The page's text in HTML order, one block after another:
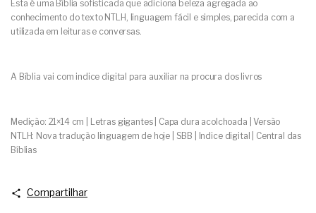
Esta é uma Bíblia sofisticada que adiciona beleza agregada ao
conhecimento do texto NTLH, linguagem fácil e simples, parecida com a
utilizada em leituras e conversas.
A Bíblia vai com indice digital para auxiliar na procura dos livros
Medição: 21×14 cm | Letras gigantes | Capa dura acolchoada | Versão
NTLH: Nova tradução linguagem de hoje | SBB | Indice digital | Central das
Bíblias
Compartilhar